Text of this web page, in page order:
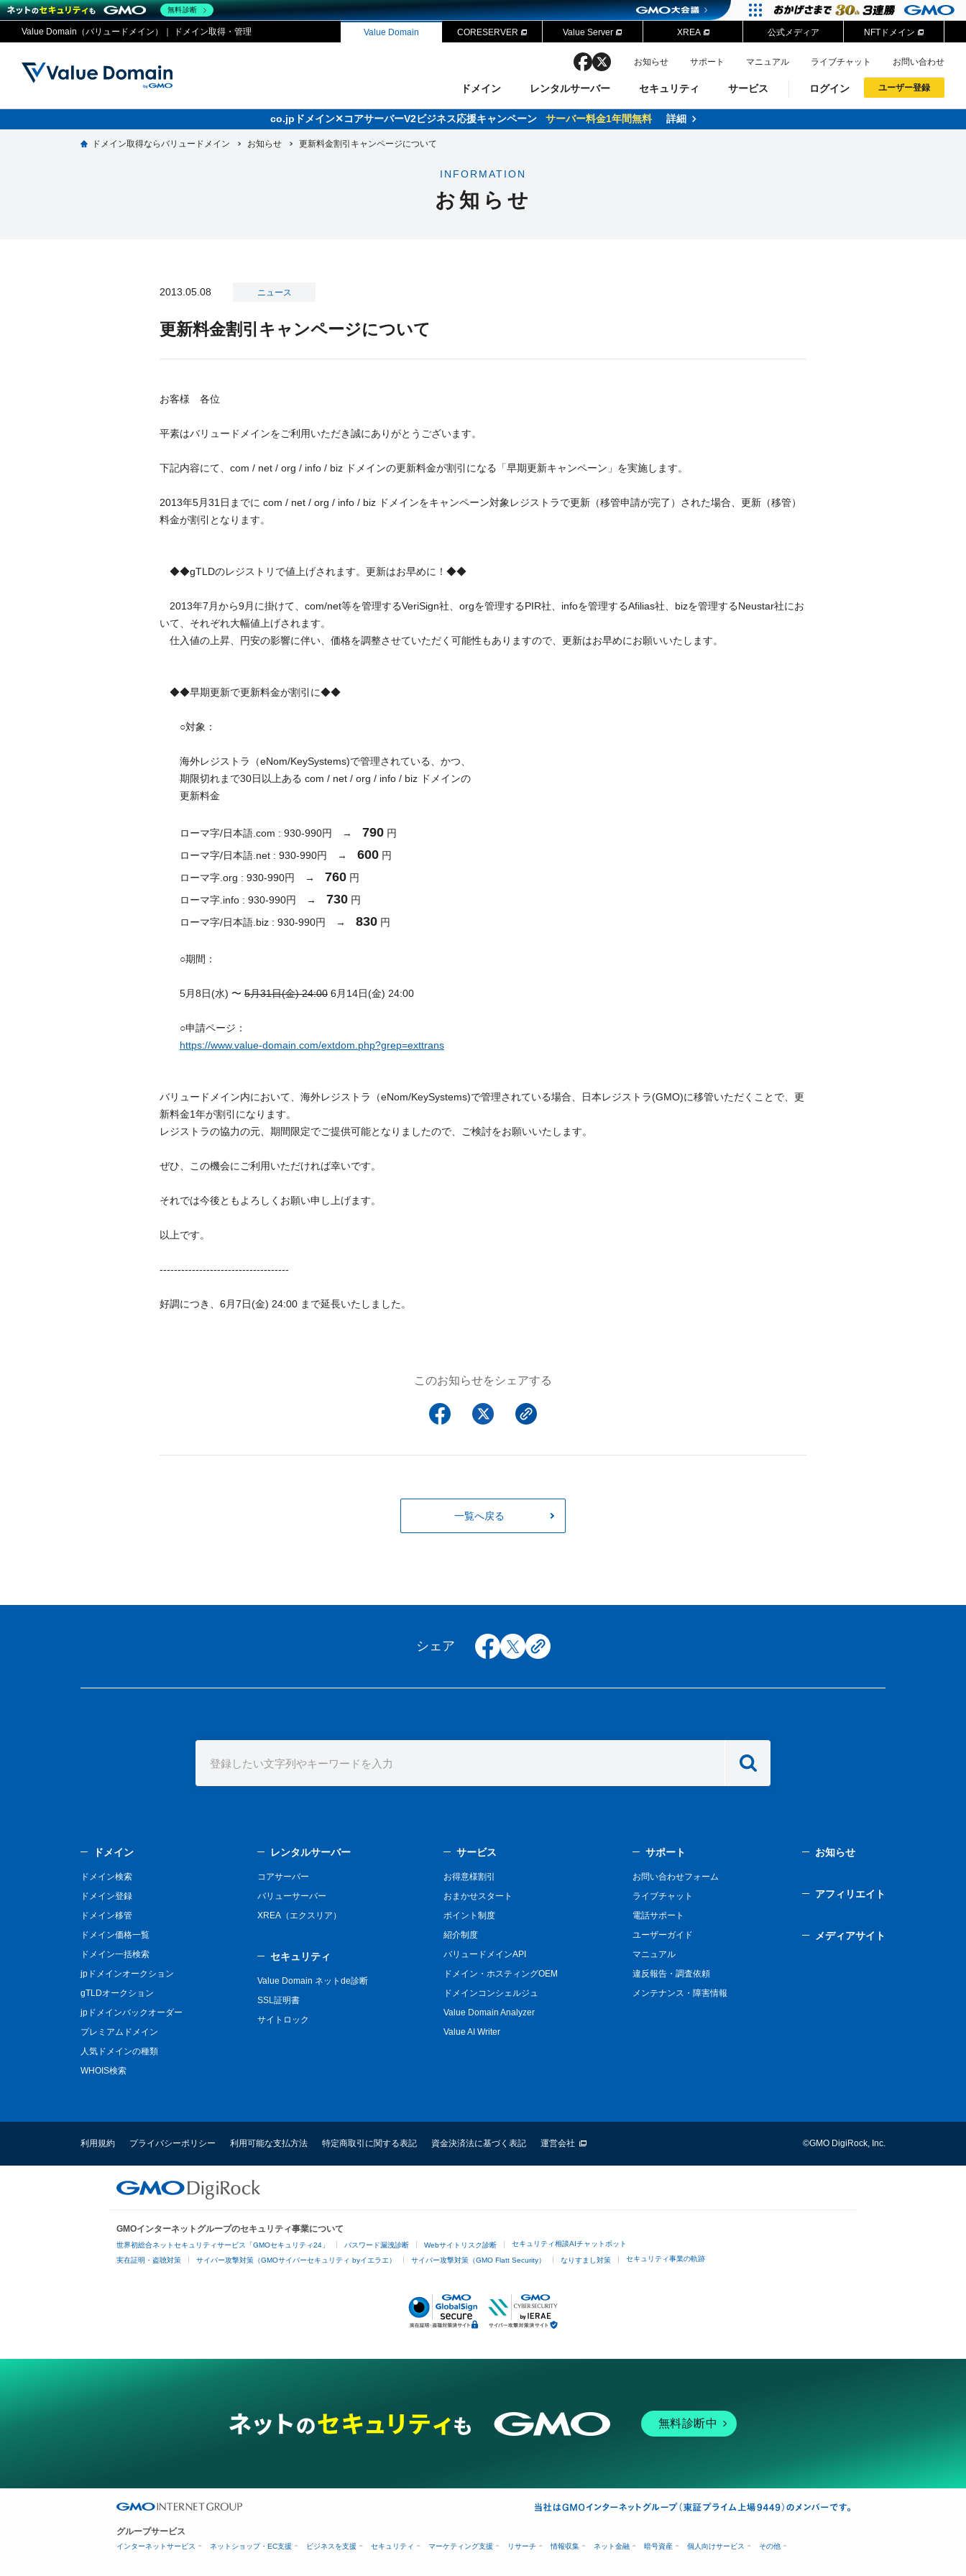
Value Domain（バリュードメイン）｜ ドメイン取得・管理 Value Domain CORESERVER Value Server XREA 公式メディア NFTドメイン
ドメイン
ドメイン ドメイン検索
レンタルサーバー
レンタルサーバー コアサーバー
セキュリティ
セキュリティ Value Domain ネットde診断
サービス
サービス お得意様割引
facebook お知らせ サポート マニュアル ライブチャット お問い合わせ
ログイン ユーザー登録
co.jpドメイン✕コアサーバーV2ビジネス応援キャンペーン サーバー料金1年間無料 詳細
ドメイン取得ならバリュードメイン お知らせ 更新料金割引キャンページについて
INFORMATION
お知らせ
2013.05.08 ニュース
更新料金割引キャンページについて
お客様 各位
平素はバリュードメインをご利用いただき誠にありがとうございます。
下記内容にて、com / net / org / info / biz ドメインの更新料金が割引になる「早期更新キャンペーン」を実施します。
2013年5月31日までに com / net / org / info / biz ドメインをキャンペーン対象レジストラで更新（移管申請が完了）された場合、更新（移管）
料金が割引となります。
◆◆gTLDのレジストリで値上げされます。更新はお早めに！◆◆
2013年7月から9月に掛けて、com/net等を管理するVeriSign社、orgを管理するPIR社、infoを管理するAfilias社、bizを管理するNeustar社にお
いて、それぞれ大幅値上げされます。
仕入値の上昇、円安の影響に伴い、価格を調整させていただく可能性もありますので、更新はお早めにお願いいたします。
◆◆早期更新で更新料金が割引に◆◆
○対象：
海外レジストラ（eNom/KeySystems)で管理されている、かつ、
期限切れまで30日以上ある com / net / org / info / biz ドメインの
更新料金
ローマ字/日本語.com : 930-990円 → 790 円
ローマ字/日本語.net : 930-990円 → 600 円
ローマ字.org : 930-990円 → 760 円
ローマ字.info : 930-990円 → 730 円
ローマ字/日本語.biz : 930-990円 → 830 円
○期間：
5月8日(水) 〜 5月31日(金) 24:00 6月14日(金) 24:00
○申請ページ：
https://www.value-domain.com/extdom.php?grep=exttrans
バリュードメイン内において、海外レジストラ（eNom/KeySystems)で管理されている場合、日本レジストラ(GMO)に移管いただくことで、更
新料金1年が割引になります。
レジストラの協力の元、期間限定でご提供可能となりましたので、ご検討をお願いいたします。
ぜひ、この機会にご利用いただければ幸いです。
それでは今後ともよろしくお願い申し上げます。
以上です。
------------------------------------
好調につき、 6月7日(金) 24:00 まで延長いたしました。
このお知らせをシェアする
一覧へ戻る
シェア facebook
x copy
ドメイン
ドメイン検索
ドメイン登録
ドメイン移管
ドメイン価格一覧
ドメイン一括検索
jpドメインオークション
gTLDオークション
jpドメインバックオーダー
プレミアムドメイン
人気ドメインの種類
WHOIS検索
レンタルサーバー
コアサーバー
バリューサーバー
XREA（エクスリア）
セキュリティ
Value Domain ネットde診断
SSL証明書
サイトロック
サービス
お得意様割引
おまかせスタート
ポイント制度
紹介制度
バリュードメインAPI
ドメイン・ホスティングOEM
ドメインコンシェルジュ
Value Domain Analyzer
Value AI Writer
サポート
お問い合わせフォーム
ライブチャット
電話サポート
ユーザーガイド
マニュアル
違反報告・調査依頼
メンテナンス・障害情報
お知らせ
アフィリエイト
メディアサイト
利用規約 プライバシーポリシー 利用可能な支払方法 特定商取引に関する表記 資金決済法に基づく表記 運営会社 ©GMO DigiRock, Inc.
GMOインターネットグループのセキュリティ事業について
世界初総合ネットセキュリティサービス「GMOセキュリティ24」 パスワード漏洩診断 Webサイトリスク診断 セキュリティ相談AIチャットボット
実在証明・盗聴対策 サイバー攻撃対策（GMOサイバーセキュリティ byイエラエ） サイバー攻撃対策（GMO Flatt Security） なりすまし対策 セキュリティ事業の軌跡
無料診断中
グループサービス
インターネットサービス ネットショップ・EC支援 ビジネスを支援 セキュリティ マーケティング支援 リサーチ 情報収集 ネット金融 暗号資産 個人向けサービス その他
無料診断